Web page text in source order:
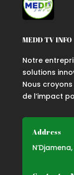
MEDD TV INFO
Notre
solutions
Nous
de l’impact
Address